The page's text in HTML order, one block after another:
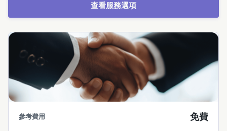
查看服務選項
參考費用 免費